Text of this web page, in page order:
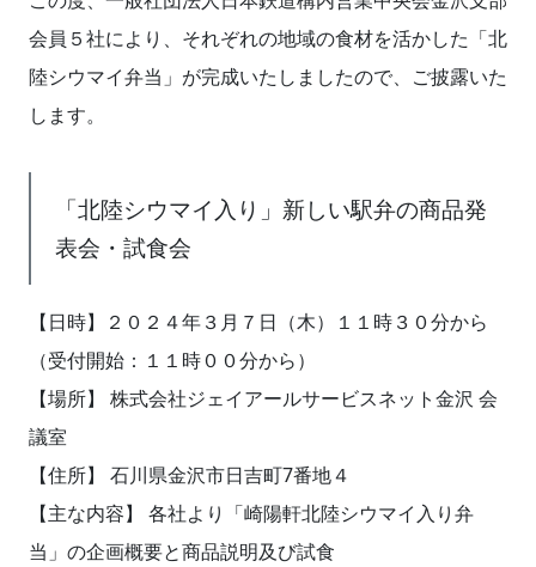
会員５社により、それぞれの地域の食材を活かした「北
陸シウマイ弁当」が完成いたしましたので、ご披露いた
します。
「北陸シウマイ入り」新しい駅弁の商品発
表会・試食会
【日時】２０２４年３月７日（木）１１時３０分から
（受付開始：１１時００分から）
【場所】 株式会社ジェイアールサービスネット金沢 会
議室
【住所】 石川県金沢市日吉町7番地４
【主な内容】 各社より「崎陽軒北陸シウマイ入り弁
当」の企画概要と商品説明及び試食